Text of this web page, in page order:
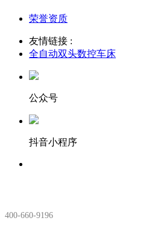
荣誉资质
友情链接 :
全自动双头数控车床
公众号
抖音小程序
400-660-9196